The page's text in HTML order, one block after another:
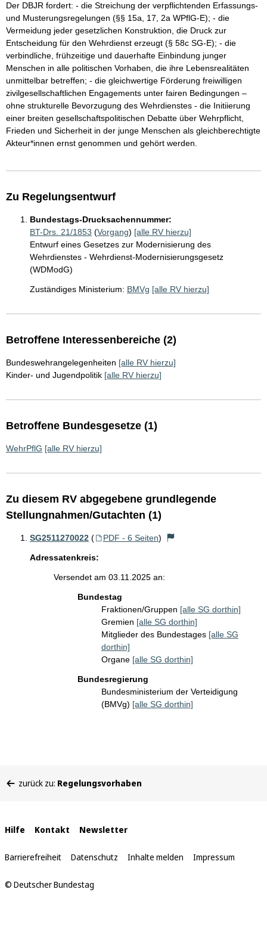
Der DBJR fordert: - die Streichung der verpflichtenden Erfassungs-
und Musterungsregelungen (§§ 15a, 17, 2a WPflG-E); - die
Vermeidung jeder gesetzlichen Konstruktion, die Druck zur
Entscheidung für den Wehrdienst erzeugt (§ 58c SG-E); - die
verbindliche, frühzeitige und dauerhafte Einbindung junger
Menschen in alle politischen Vorhaben, die ihre Lebensrealitäten
unmittelbar betreffen; - die gleichwertige Förderung freiwilligen
zivilgesellschaftlichen Engagements unter fairen Bedingungen –
ohne strukturelle Bevorzugung des Wehrdienstes - die Initiierung
einer breiten gesellschaftspolitischen Debatte über Wehrpflicht,
Frieden und Sicherheit in der junge Menschen als gleichberechtigte
Akteur*innen ernst genommen und gehört werden.
Zu Regelungsentwurf
Bundestags-Drucksachennummer:
BT-Drs. 21/1853 (Vorgang) [alle RV hierzu]
Entwurf eines Gesetzes zur Modernisierung des
Wehrdienstes - Wehrdienst-Modernisierungsgesetz
(WDModG)
Zuständiges Ministerium: BMVg [alle RV hierzu]
Betroffene Interessenbereiche (2)
Bundeswehrangelegenheiten [alle RV hierzu]
Kinder- und Jugendpolitik [alle RV hierzu]
Betroffene Bundesgesetze (1)
WehrPflG [alle RV hierzu]
Zu diesem RV abgegebene grundlegende
Stellungnahmen/Gutachten (1)
SG2511270022 ( PDF - 6 Seiten)
Adressatenkreis:
Versendet am 03.11.2025 an:
Bundestag
Fraktionen/Gruppen [alle SG dorthin]
Gremien [alle SG dorthin]
Mitglieder des Bundestages [alle SG
dorthin]
Organe [alle SG dorthin]
Bundesregierung
Bundesministerium der Verteidigung
(BMVg) [alle SG dorthin]
befinden
zurück zu: Regelungsvorhaben
Interne
Links
Hilfe Kontakt Newsletter
Barrierefreiheit Datenschutz Inhalte melden Impressum
© Deutscher Bundestag